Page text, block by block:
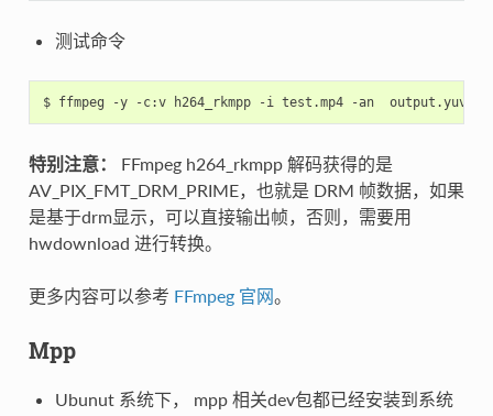
测试命令
特别注意：
FFmpeg h264_rkmpp 解码获得的是
AV_PIX_FMT_DRM_PRIME，也就是 DRM 帧数据，如果
是基于drm显示，可以直接输出帧，否则，需要用
hwdownload 进行转换。
更多内容可以参考 FFmpeg 官网。
Mpp
Ubunut 系统下， mpp 相关dev包都已经安装到系统